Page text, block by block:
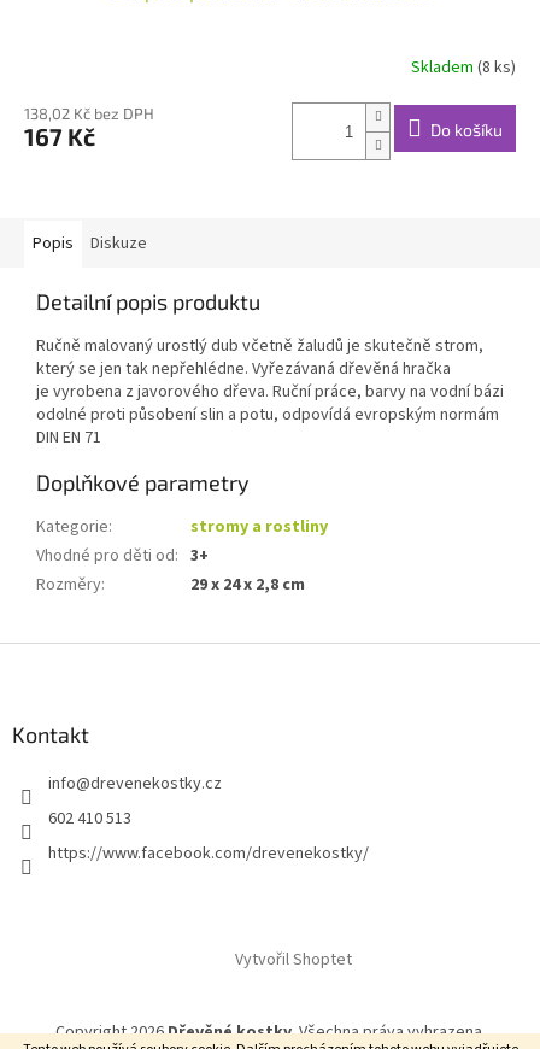
Skladem (8 ks)
138,02 Kč bez DPH
167 Kč Do košíku
Popis Diskuze
Detailní popis produktu
Ručně malovaný urostlý dub včetně žaludů je skutečně strom,
který se jen tak nepřehlédne. Vyřezávaná dřevěná hračka
je vyrobena z javorového dřeva. Ruční práce, barvy na vodní bázi
odolné proti působení slin a potu, odpovídá evropským normám
DIN EN 71
Doplňkové parametry
Kategorie:
stromy a rostliny
Vhodné pro děti od: 3+
Rozměry: 29 x 24 x 2,8 cm
Kontakt
info@drevenekostky.cz
602 410 513
https://www.facebook.com/drevenekostky/
Vytvořil Shoptet
Copyright 2026Dřevěné kostky. Všechna práva vyhrazena.